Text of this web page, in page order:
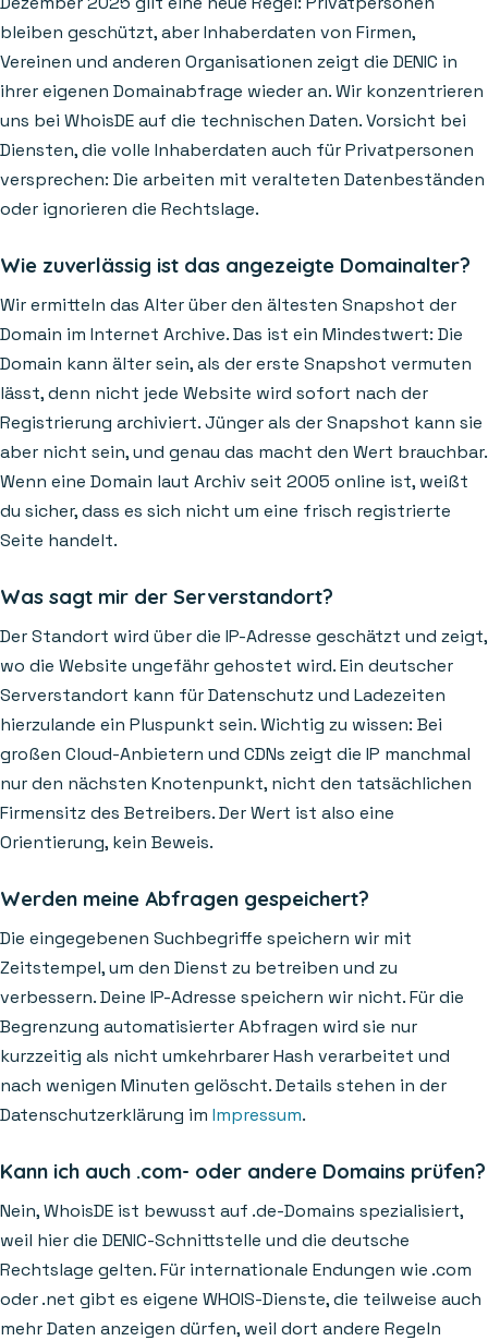
bleiben geschützt, aber Inhaberdaten von Firmen,
Vereinen und anderen Organisationen zeigt die DENIC in
ihrer eigenen Domainabfrage wieder an. Wir konzentrieren
uns bei WhoisDE auf die technischen Daten. Vorsicht bei
Diensten, die volle Inhaberdaten auch für Privatpersonen
versprechen: Die arbeiten mit veralteten Datenbeständen
oder ignorieren die Rechtslage.
Wie zuverlässig ist das angezeigte Domainalter?
Wir ermitteln das Alter über den ältesten Snapshot der
Domain im Internet Archive. Das ist ein Mindestwert: Die
Domain kann älter sein, als der erste Snapshot vermuten
lässt, denn nicht jede Website wird sofort nach der
Registrierung archiviert. Jünger als der Snapshot kann sie
aber nicht sein, und genau das macht den Wert brauchbar.
Wenn eine Domain laut Archiv seit 2005 online ist, weißt
du sicher, dass es sich nicht um eine frisch registrierte
Seite handelt.
Was sagt mir der Serverstandort?
Der Standort wird über die IP-Adresse geschätzt und zeigt,
wo die Website ungefähr gehostet wird. Ein deutscher
Serverstandort kann für Datenschutz und Ladezeiten
hierzulande ein Pluspunkt sein. Wichtig zu wissen: Bei
großen Cloud-Anbietern und CDNs zeigt die IP manchmal
nur den nächsten Knotenpunkt, nicht den tatsächlichen
Firmensitz des Betreibers. Der Wert ist also eine
Orientierung, kein Beweis.
Werden meine Abfragen gespeichert?
Die eingegebenen Suchbegriffe speichern wir mit
Zeitstempel, um den Dienst zu betreiben und zu
verbessern. Deine IP-Adresse speichern wir nicht. Für die
Begrenzung automatisierter Abfragen wird sie nur
kurzzeitig als nicht umkehrbarer Hash verarbeitet und
nach wenigen Minuten gelöscht. Details stehen in der
Datenschutzerklärung im Impressum.
Kann ich auch .com- oder andere Domains prüfen?
Nein, WhoisDE ist bewusst auf .de-Domains spezialisiert,
weil hier die DENIC-Schnittstelle und die deutsche
Rechtslage gelten. Für internationale Endungen wie .com
oder .net gibt es eigene WHOIS-Dienste, die teilweise auch
mehr Daten anzeigen dürfen, weil dort andere Regeln